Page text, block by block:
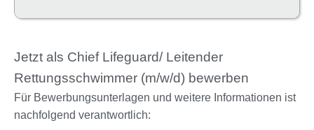
Jetzt als Chief Lifeguard/ Leitender
Rettungsschwimmer (m/w/d) bewerben
Für Bewerbungsunterlagen und weitere Informationen ist
nachfolgend verantwortlich: